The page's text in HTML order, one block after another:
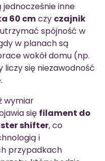
jednocześnie inne
60 cmczy czajnik
spójność w
w planach są
wokół domu (np.
liczy się niezawodność
wymiar
się filament do
shifter, co
i
przypadkach